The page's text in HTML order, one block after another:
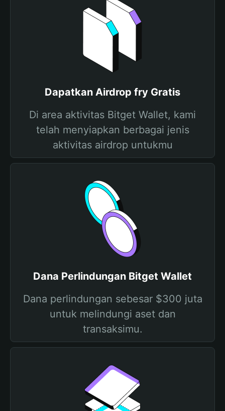
Dapatkan Airdrop fry Gratis
Di area aktivitas Bitget Wallet, kami
telah menyiapkan berbagai jenis
aktivitas airdrop untukmu
Dana Perlindungan Bitget Wallet
Dana perlindungan sebesar $300 juta
untuk melindungi aset dan
transaksimu.